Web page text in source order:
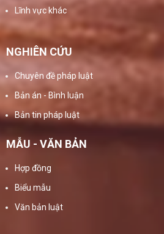
Lĩnh vực khác
NGHIÊN CỨU
Chuyên đề pháp luật
Bản án - Bình luận
Bản tin pháp luật
MẪU - VĂN BẢN
Hợp đồng
Biểu mẫu
Văn bản luật